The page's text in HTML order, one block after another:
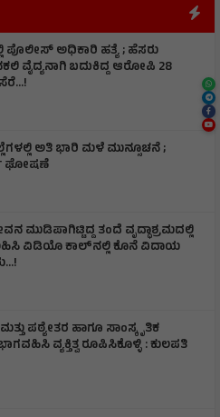
ಅಧಿಕಾರಿ ಹತ್ಯೆ ; ಹೆಸರು
ವೈದ್ಯನಾಗಿ ಬದುಕಿದ್ದ ಆರೋಪಿ 28
ಅತಿ ಭಾರಿ ಮಳೆ ಮುನ್ಸೂಚನೆ ;
ಘೋಷಣೆ
ಮುಡಿಪಾಗಿಟ್ಟಿದ್ದ ತಂದೆ ವೃದ್ಧಾಶ್ರಮದಲ್ಲಿ
ವಿಡಿಯೊ ಕಾಲ್‌ನಲ್ಲಿ ಕೊನೆ ವಿದಾಯ
ಪಠ್ಯೇತರ ಹಾಗೂ ಸಾಂಸ್ಕೃತಿಕ
ವ್ಯಕ್ತಿತ್ವ ರೂಪಿಸಿಕೊಳ್ಳಿ : ಕುಲಪತಿ